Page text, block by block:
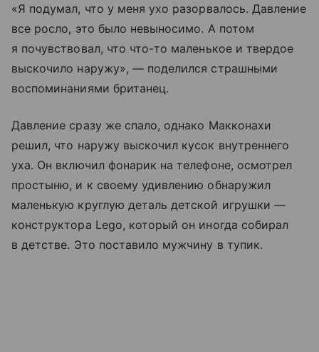
«Я подумал, что у меня ухо разорвалось. Давление
все росло, это было невыносимо. А потом
я почувствовал, что что-то маленькое и твердое
выскочило наружу», — поделился страшными
воспоминаниями британец.
Давление сразу же спало, однако Макконахи
решил, что наружу выскочил кусок внутреннего
уха. Он включил фонарик на телефоне, осмотрел
простыню, и к своему удивлению обнаружил
маленькую круглую деталь детской игрушки —
конструктора Lego, который он иногда собирал
в детстве. Это поставило мужчину в тупик.